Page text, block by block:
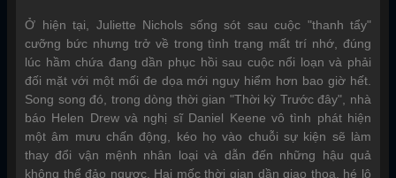
Ở hiện tại, Juliette Nichols sống sót sau cuộc "thanh tẩy"
cưỡng bức nhưng trở về trong tình trạng mất trí nhớ, đúng
lúc hầm chứa đang dần phục hồi sau cuộc nổi loạn và phải
đối mặt với một mối đe dọa mới nguy hiểm hơn bao giờ hết.
Song song đó, trong dòng thời gian "Thời kỳ Trước đây", nhà
báo Helen Drew và nghị sĩ Daniel Keene vô tình phát hiện
một âm mưu chấn động, kéo họ vào chuỗi sự kiện sẽ làm
thay đổi vận mệnh nhân loại và dẫn đến những hậu quả
không thể đảo ngược. Hai mốc thời gian dần giao thoa, hé lộ